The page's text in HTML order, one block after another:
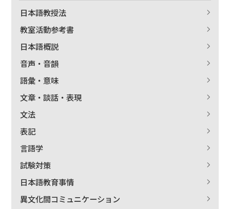
日本語教授法
教室活動参考書
日本語概説
音声・音韻
語彙・意味
文章・談話・表現
文法
表記
言語学
試験対策
日本語教育事情
異文化間コミュニケーション